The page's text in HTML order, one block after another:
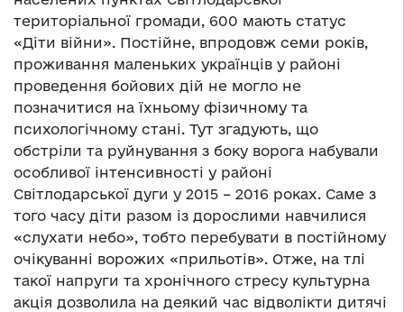
територіальної громади, 600 мають статус
«Діти війни». Постійне, впродовж семи років,
проживання маленьких українців у районі
проведення бойових дій не могло не
позначитися на їхньому фізичному та
психологічному стані. Тут згадують, що
обстріли та руйнування з боку ворога набували
особливої інтенсивності у районі
Світлодарської дуги у 2015 – 2016 роках. Саме з
того часу діти разом із дорослими навчилися
«слухати небо», тобто перебувати в постійному
очікуванні ворожих «прильотів». Отже, на тлі
такої напруги та хронічного стресу культурна
акція дозволила на деякий час відволікти дитячі